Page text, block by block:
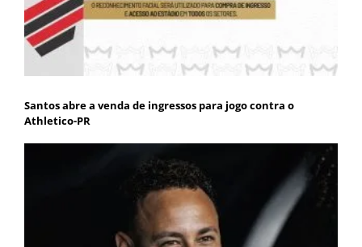
Santos abre a venda de ingressos para jogo contra o
Athletico-PR